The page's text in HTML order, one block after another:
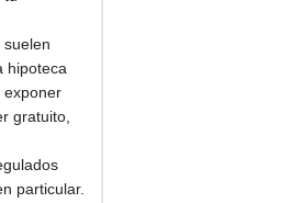
suelen
hipoteca
exponer
gratuito,
particular.